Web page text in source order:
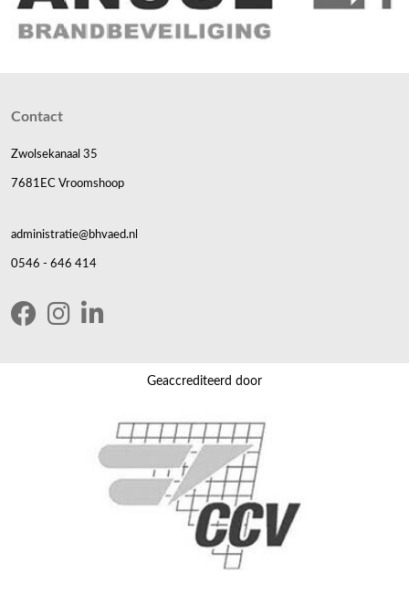
Contact
Zwolsekanaal 35
7681EC Vroomshoop
administratie@bhvaed.nl
0546 - 646 414
Geaccrediteerd door